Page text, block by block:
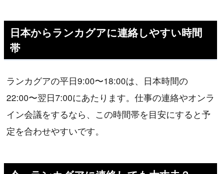
日本からランカグアに連絡しやすい時間
帯
ランカグアの平日9:00〜18:00は、日本時間の
22:00〜翌日7:00にあたります。仕事の連絡やオンラ
イン会議をするなら、この時間帯を目安にすると予
定を合わせやすいです。